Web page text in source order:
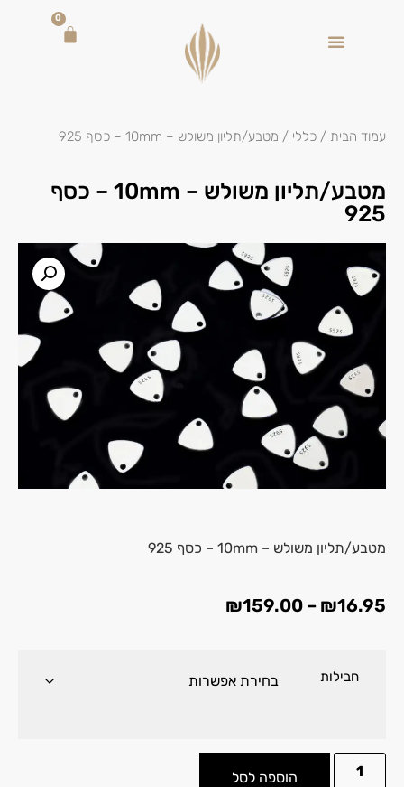
0
עמוד הבית / כללי / מטבע/תליון משולש – 10mm – כסף 925
מטבע/תליון משולש – 10mm – כסף
925
מטבע/תליון משולש – 10mm – כסף 925
₪16.95
–
₪159.00
חבילות
הוספה לסל